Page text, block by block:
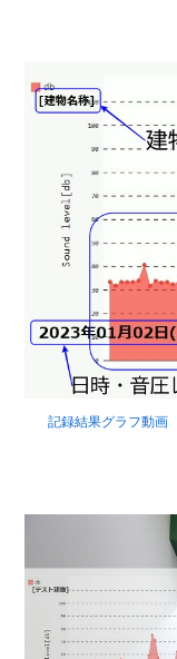
記録結果グラフ動画